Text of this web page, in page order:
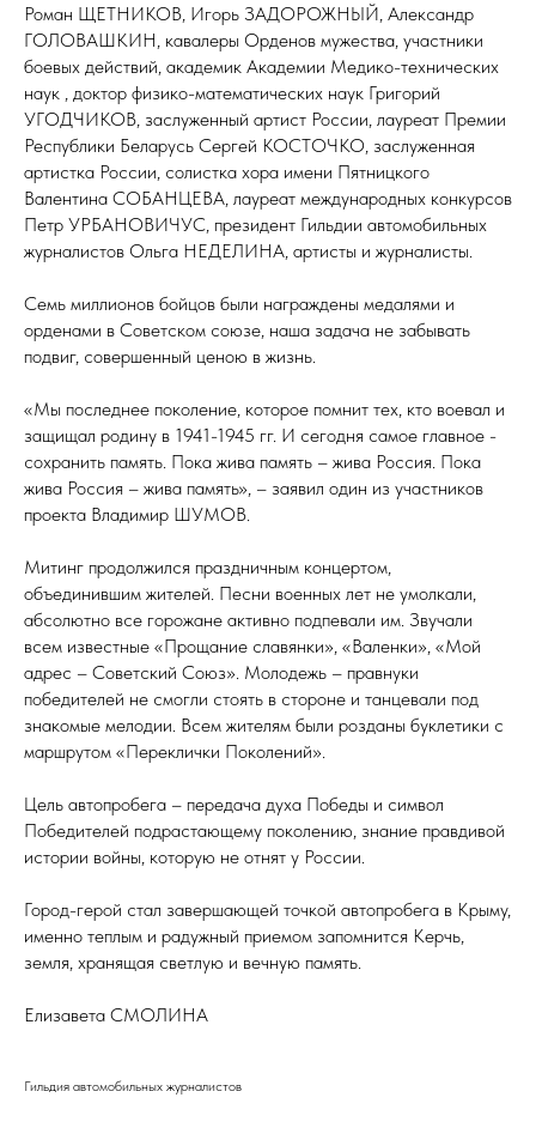
Роман ЩЕТНИКОВ, Игорь ЗАДОРОЖНЫЙ, Александр
ГОЛОВАШКИН, кавалеры Орденов мужества, участники
боевых действий, академик Академии Медико-технических
наук , доктор физико-математических наук Григорий
УГОДЧИКОВ, заслуженный артист России, лауреат Премии
Республики Беларусь Сергей КОСТОЧКО, заслуженная
артистка России, солистка хора имени Пятницкого
Валентина СОБАНЦЕВА, лауреат международных конкурсов
Петр УРБАНОВИЧУС, президент Гильдии автомобильных
журналистов Ольга НЕДЕЛИНА, артисты и журналисты.
Семь миллионов бойцов были награждены медалями и
орденами в Советском союзе, наша задача не забывать
подвиг, совершенный ценою в жизнь.
«Мы последнее поколение, которое помнит тех, кто воевал и
защищал родину в 1941-1945 гг. И сегодня самое главное -
сохранить память. Пока жива память – жива Россия. Пока
жива Россия – жива память», – заявил один из участников
проекта Владимир ШУМОВ.
Митинг продолжился праздничным концертом,
объединившим жителей. Песни военных лет не умолкали,
абсолютно все горожане активно подпевали им. Звучали
всем известные «Прощание славянки», «Валенки», «Мой
адрес – Советский Союз». Молодежь – правнуки
победителей не смогли стоять в стороне и танцевали под
знакомые мелодии. Всем жителям были розданы буклетики с
маршрутом «Переклички Поколений».
Цель автопробега – передача духа Победы и символ
Победителей подрастающему поколению, знание правдивой
истории войны, которую не отнят у России.
Город-герой стал завершающей точкой автопробега в Крыму,
именно теплым и радужный приемом запомнится Керчь,
земля, хранящая светлую и вечную память.
Елизавета СМОЛИНА
Гильдия автомобильных журналистов